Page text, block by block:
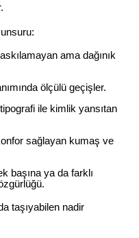
ama dağınık
ölçülü geçişler.
ile kimlik yansıtan
sağlayan kumaş ve
başına ya da farklı
taşıyabilen nadir